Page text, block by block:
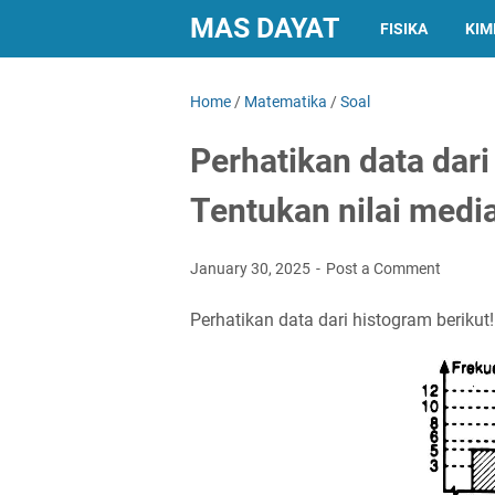
MAS DAYAT FISIKA
Home / Matematika /Soal
Perhatikan data
Tentukan nilai
January 30, 2025 Post a Comment
Perhatikan data dari histogram berikut!